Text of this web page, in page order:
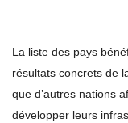
La liste des pays
résultats concrets de
que d’autres nations
développer leurs